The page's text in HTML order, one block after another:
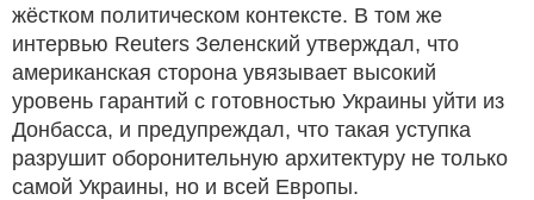
жёстком политическом контексте. В том же
интервью Reuters Зеленский утверждал, что
американская сторона увязывает высокий
уровень гарантий с готовностью Украины уйти из
Донбасса, и предупреждал, что такая уступка
разрушит оборонительную архитектуру не только
самой Украины, но и всей Европы.